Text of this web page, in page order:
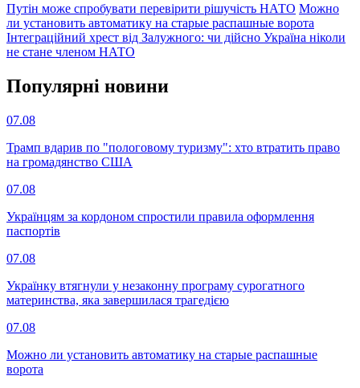
Путін може спробувати перевірити рішучість НАТО Можно
ли установить автоматику на старые распашные ворота
Інтеграційний хрест від Залужного: чи дійсно Україна ніколи
не стане членом НАТО
Популярнi новини
07.08
Трамп вдарив по "пологовому туризму": хто втратить право
на громадянство США
07.08
Українцям за кордоном спростили правила оформлення
паспортів
07.08
Українку втягнули у незаконну програму сурогатного
материнства, яка завершилася трагедією
07.08
Можно ли установить автоматику на старые распашные
ворота